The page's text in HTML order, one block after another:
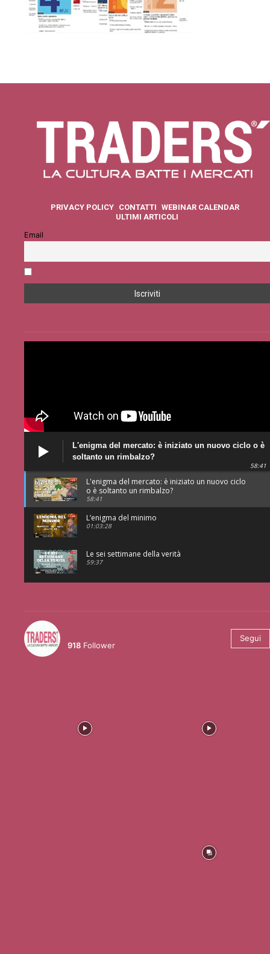
PRIVACY POLICY CONTATTI WEBINAR CALENDAR
ULTIMI ARTICOLI
Email
L'enigma del mercato: è iniziato un nuovo ciclo o è
soltanto un rimbalzo?
58:41
L'enigma del mercato: è iniziato un nuovo ciclo
o è soltanto un rimbalzo?
58:41
L’enigma del minimo
01:03:28
Le sei settimane della verità
59:37
918 Follower
Segui